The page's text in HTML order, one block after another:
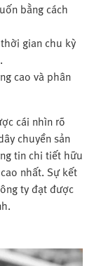
bằng cách
gian chu kỳ
cao và phân
cái nhìn rõ
chuyền sản
tin chi tiết hữu
nhất. Sự kết
ty đạt được